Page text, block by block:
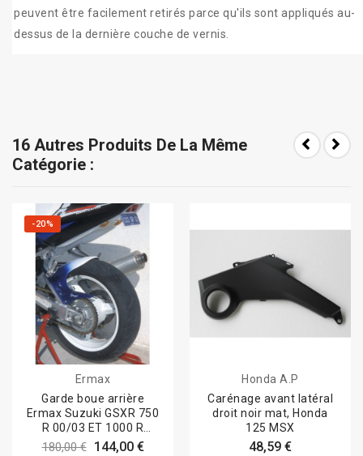
peuvent être facilement retirés parce qu'ils sont appliqués au-
dessus de la dernière couche de vernis.
16 Autres Produits De La Même
Catégorie :
-20%
Ermax
Garde boue arrière
Ermax Suzuki GSXR 750
R 00/03 ET 1000 R
01/04
180,00 € 144,00 €
Honda A.P
Carénage avant latéral
droit noir mat, Honda
125 MSX
48,59 €